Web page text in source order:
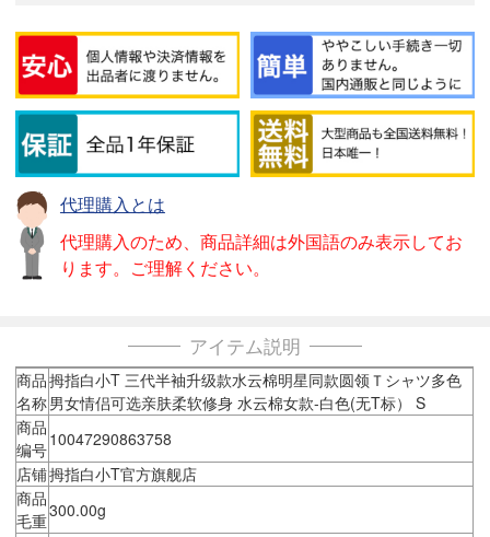
代理購入とは
代理購入のため、商品詳細は外国語のみ表示してお
ります。ご理解ください。
アイテム説明
商品
名称
拇指白小T 三代半袖升级款水云棉明星同款圆领Ｔシャツ多色
男女情侣可选亲肤柔软修身 水云棉女款-白色(无T标） S
商品
编号10047290863758
店铺拇指白小T官方旗舰店
商品
毛重300.00g